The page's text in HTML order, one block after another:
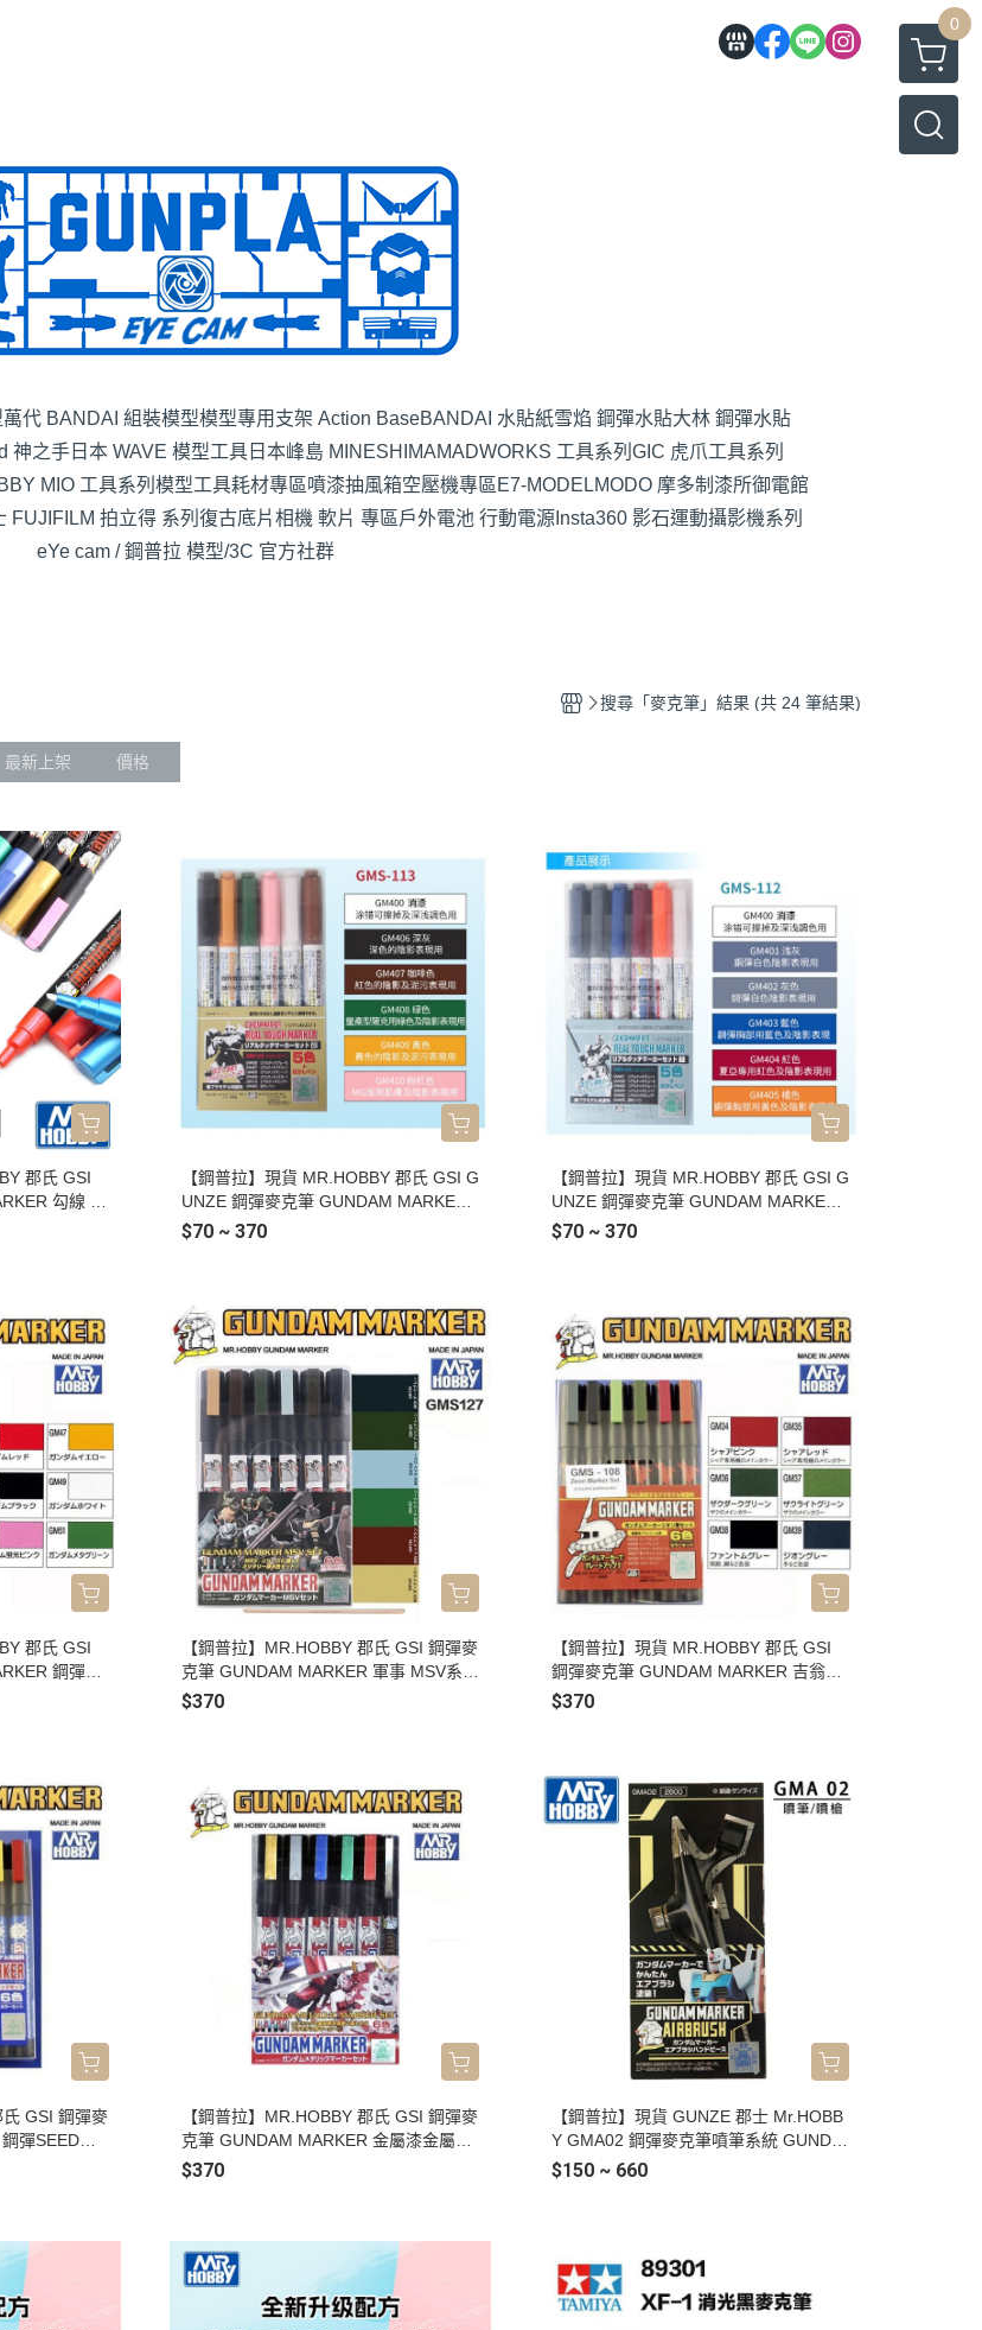
0
萬代 BANDAI 組裝模型模型專用支架 Action BaseBANDAI 水貼紙雪焰 鋼彈水貼大林 鋼彈水貼
神之手日本 WAVE 模型工具日本峰島 MINESHIMAMADWORKS 工具系列 GIC 虎爪工具系列
MIO 工具系列 模型工具耗材專區噴漆抽風箱空壓機專區 E7-MODELMODO 摩多制漆所御電館
FUJIFILM 拍立得 系列 復古底片相機 軟片 專區 戶外電池 行動電源 Insta360 影石運動攝影機系列
eYe cam / 鋼普拉 模型/3C 官方社群
搜尋「麥克筆」結果 (共 24 筆結果)
最新上架 價格
郡氏 GSI
勾線 滲
GM03 棕
【鋼普拉】現貨 MR.HOBBY 郡氏 GSI G
UNZE 鋼彈麥克筆 GUNDAM MARKER
水性 陰影 舊化筆 GMS113 套組 GM406
$70 ~ 370
【鋼普拉】現貨 MR.HOBBY 郡氏 GSI G
UNZE 鋼彈麥克筆 GUNDAM MARKER
水性 陰影 舊化筆 GMS112 套組 GM401
$70 ~ 370
郡氏 GSI
鋼彈用
【鋼普拉】MR.HOBBY 郡氏 GSI 鋼彈麥
克筆 GUNDAM MARKER 軍事 MSV系列
6色 GMS127
$370
【鋼普拉】現貨 MR.HOBBY 郡氏 GSI
鋼彈麥克筆 GUNDAM MARKER 吉翁軍
套筆 6色 GMS108
$370
氏 GSI 鋼彈麥
彈SEED專
【鋼普拉】MR.HOBBY 郡氏 GSI 鋼彈麥
克筆 GUNDAM MARKER 金屬漆金屬色
金屬質感6色 GMS121
$370
【鋼普拉】現貨 GUNZE 郡士 Mr.HOBB
Y GMA02 鋼彈麥克筆噴筆系統 GUNDA
M MARKER 空壓機 噴槍 1/8 GMA01K
$150 ~ 660